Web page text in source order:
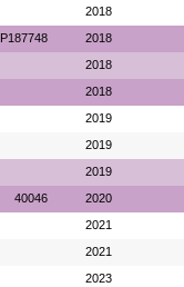
2018
P187748 2018
2018
2018
2019
2019
2019
40046 2020
2021
2021
2023